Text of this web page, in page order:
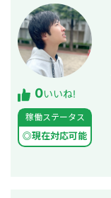
0いいね!
稼働ステータス
◎現在対応可能